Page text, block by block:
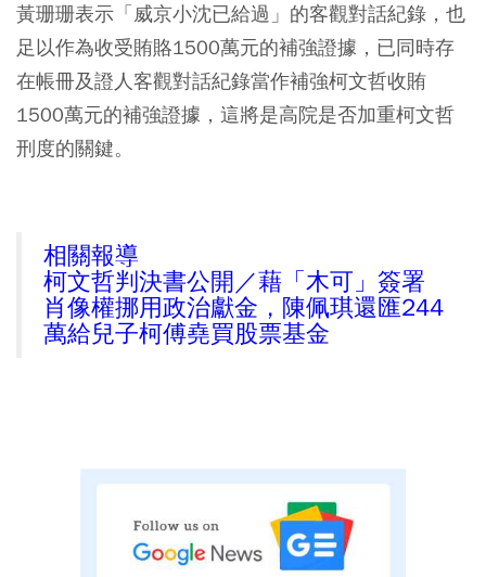
黃珊珊表示「威京小沈已給過」的客觀對話紀錄，也
足以作為收受賄賂1500萬元的補強證據，已同時存
在帳冊及證人客觀對話紀錄當作補強柯文哲收賄
1500萬元的補強證據，這將是高院是否加重柯文哲
刑度的關鍵。
相關報導
柯文哲判決書公開／藉「木可」簽署
肖像權挪用政治獻金，陳佩琪還匯244
萬給兒子柯傅堯買股票基金